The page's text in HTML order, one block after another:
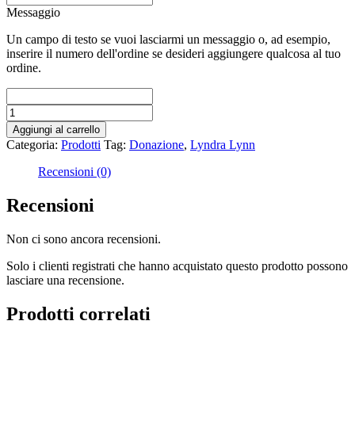
Messaggio
Un campo di testo se vuoi lasciarmi un messaggio o, ad esempio,
inserire il numero dell'ordine se desideri aggiungere qualcosa al tuo
ordine.
Aggiungi al carrello
Categoria: Prodotti Tag: Donazione, Lyndra Lynn
Recensioni (0)
Recensioni
Non ci sono ancora recensioni.
Solo i clienti registrati che hanno acquistato questo prodotto possono
lasciare una recensione.
Prodotti correlati